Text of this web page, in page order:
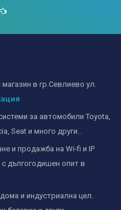
в гр.Севлиево ул.
за автомобили Toyota,
Seat и много други..
и продажба на Wi-fi и IP
дългогодишен опит в
и индустриална цел.